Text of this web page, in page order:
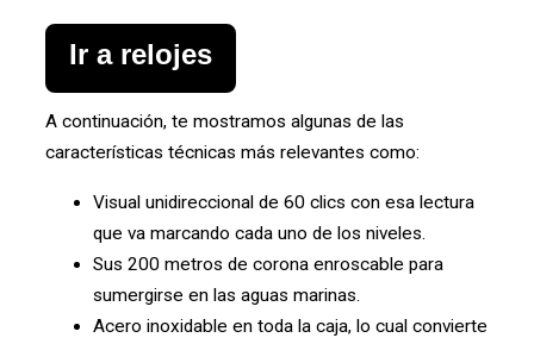
Ir a relojes
A continuación, te mostramos algunas de las
características técnicas más relevantes como:
Visual unidireccional de 60 clics con esa lectura
que va marcando cada uno de los niveles.
Sus 200 metros de corona enroscable para
sumergirse en las aguas marinas.
Acero inoxidable en toda la caja, lo cual convierte